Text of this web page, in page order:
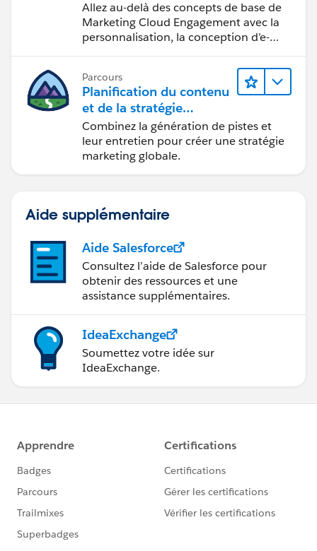
marketing
Allez au-delà des concepts de base de
Marketing Cloud Engagement avec la
personnalisation, la conception d’e-
Parcours
Planification du contenu
et de la stratégie
marketing avec
Marketing Cloud
Account Engagement
Combinez la génération de pistes et
leur entretien pour créer une stratégie
marketing globale.
Aide supplémentaire
Aide Salesforce
Consultez l’aide de Salesforce pour
obtenir des ressources et une
assistance supplémentaires.
IdeaExchange
Soumettez votre idée sur
IdeaExchange.